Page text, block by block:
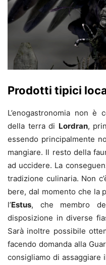
Prodotti tipici
L’enogastronomia non
della terra di Lordran,
essendo principalmente
mangiare. Il resto della
ad uccidere. La
tradizione culinaria. Non
bere, dal momento che la
l’Estus, che membro
disposizione in diverse
Sarà inoltre possibile
facendo domanda alla
consigliamo di assaggiare